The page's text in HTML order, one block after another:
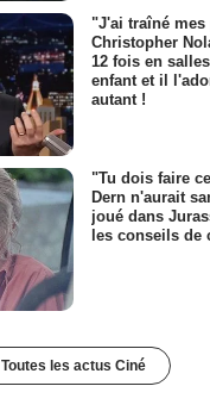
"J'ai traîné mes
Christopher
12 fois en
enfant et il
autant !
"Tu dois faire
Dern n'aurait
joué dans
les conseils de
Toutes les actus Ciné